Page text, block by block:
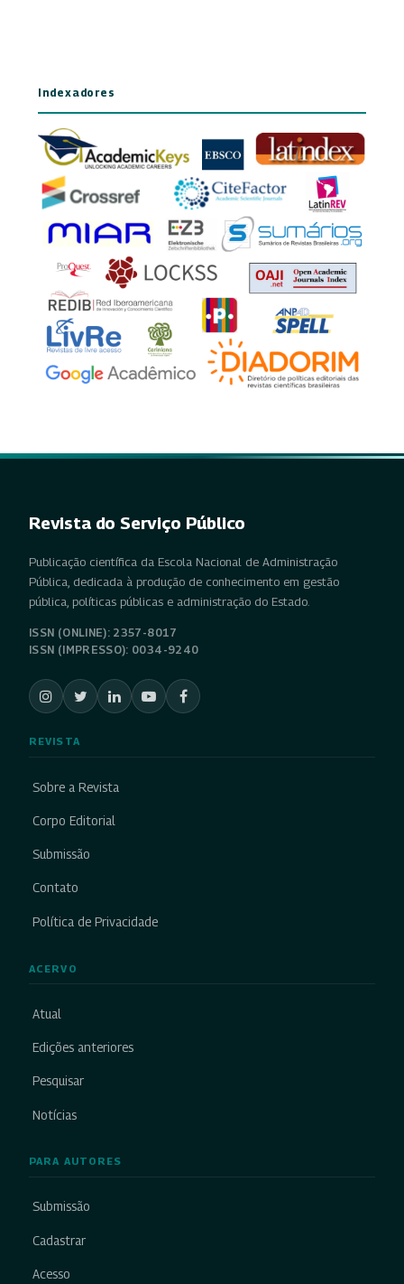
Indexadores
Revista do Serviço Público
Publicação científica da Escola Nacional de Administração
Pública, dedicada à produção de conhecimento em gestão
pública, políticas públicas e administração do Estado.
ISSN (ONLINE): 2357-8017
ISSN (IMPRESSO): 0034-9240
REVISTA
Sobre a Revista
Corpo Editorial
Submissão
Contato
Política de Privacidade
ACERVO
Atual
Edições anteriores
Pesquisar
Notícias
PARA AUTORES
Submissão
Cadastrar
Acesso